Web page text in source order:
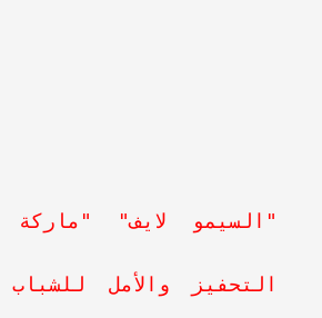
"السيمو لايف"
التحفيز والأمل